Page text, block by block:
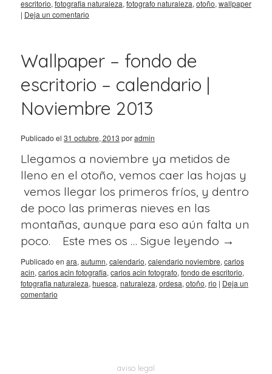
escritorio, fotografia naturaleza, fotografo naturaleza, otoño, wallpaper
| Deja un comentario
Wallpaper – fondo de
escritorio – calendario |
Noviembre 2013
Publicado el 31 octubre, 2013 poradmin
Llegamos a noviembre ya metidos de
lleno en el otoño, vemos caer las hojas y
vemos llegar los primeros fríos, y dentro
de poco las primeras nieves en las
montañas, aunque para eso aún falta un
poco. Este mes os … Sigue leyendo →
Publicado en ara, autumn, calendario, calendario noviembre, carlos
acin, carlos acin fotografia, carlos acin fotografo, fondo de escritorio,
fotografia naturaleza, huesca, naturaleza, ordesa, otoño, rio | Deja un
comentario
aviso legal